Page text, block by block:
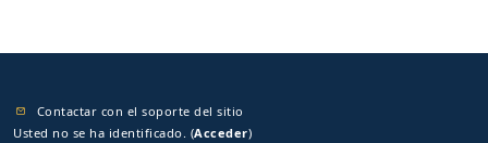
Contactar con el soporte del sitio
Usted no se ha identificado. (Acceder)